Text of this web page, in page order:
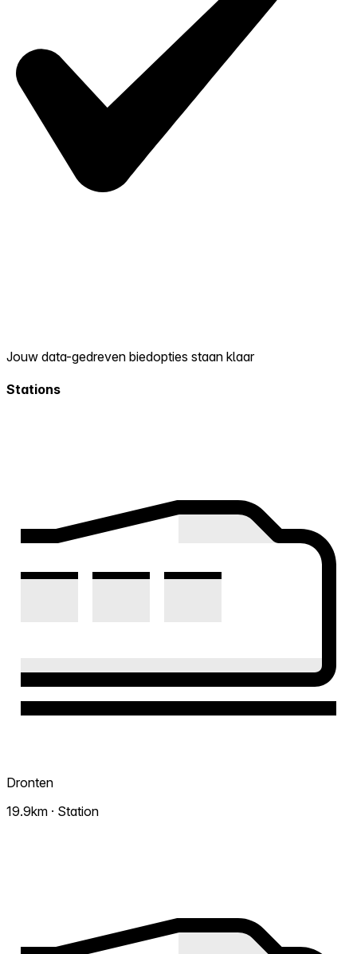
Jouw data-gedreven biedopties staan klaar
Stations
Dronten
19.9km · Station